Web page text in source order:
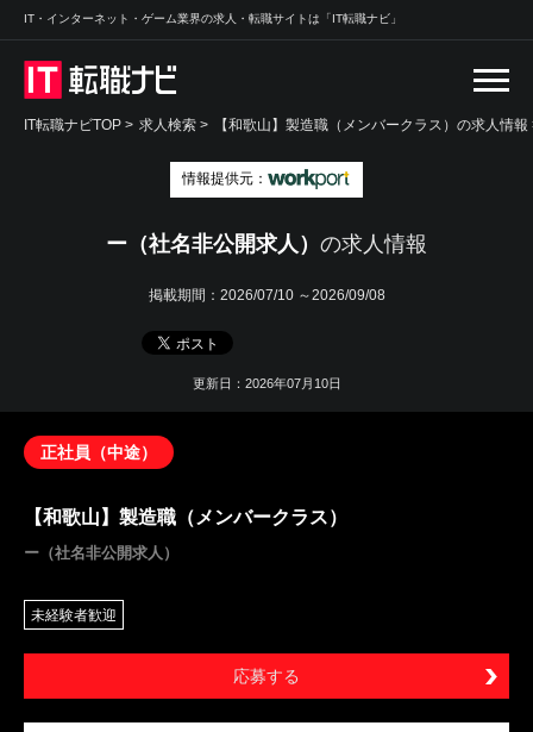
IT・インターネット・ゲーム業界の求人・転職サイトは「IT転職ナビ」
IT転職ナビTOP > 求人検索 > 【和歌山】製造職（メンバークラス）の求人情報
情報提供元：
ー（社名非公開求人） の求人情報
掲載期間： 2026/07/10 ～2026/09/08
更新日：2026年07月10日
正社員（中途）
【和歌山】製造職（メンバークラス）
ー（社名非公開求人）
未経験者歓迎
応募する